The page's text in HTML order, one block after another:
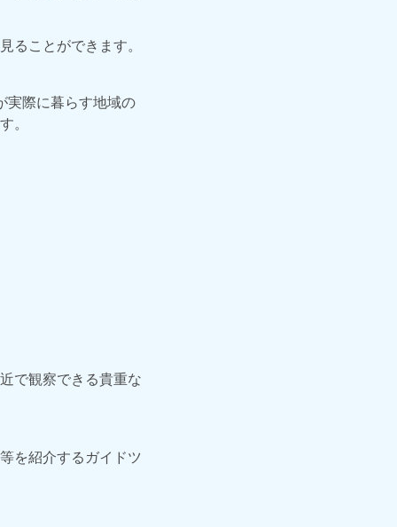
ことができます。
実際に暮らす地域の
。
で観察できる貴重な
を紹介するガイドツ